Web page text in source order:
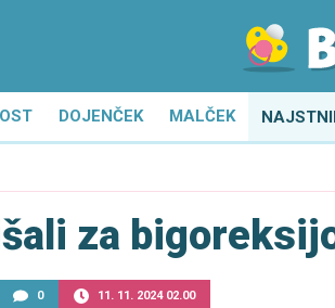
DOJENČEK MALČEK
za
0 11. 11. 2024 02.00